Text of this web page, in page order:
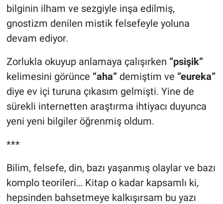
bilginin ilham ve sezgiyle inşa edilmiş,
gnostizm denilen mistik felsefeyle yoluna
devam ediyor.
Zorlukla okuyup anlamaya çalışırken “psişik”
kelimesini görünce “aha”demiştim ve “eureka”
diye ev içi turuna çıkasım gelmişti. Yine de
sürekli internetten araştırma ihtiyacı duyunca
yeni yeni bilgiler öğrenmiş oldum.
***
Bilim, felsefe, din, bazı yaşanmış olaylar ve bazı
komplo teorileri… Kitap o kadar kapsamlı ki,
hepsinden bahsetmeye kalkışırsam bu yazı